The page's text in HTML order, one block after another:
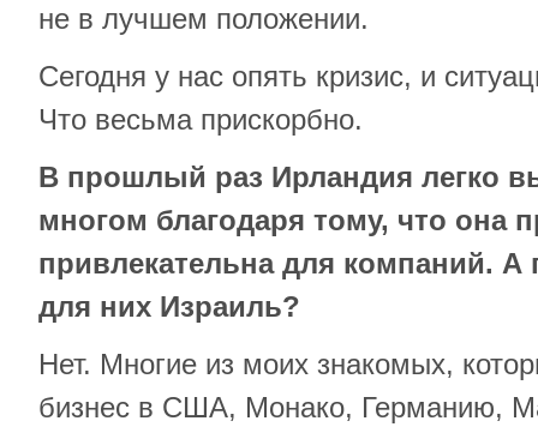
не в лучшем положении.
Сегодня у нас опять кризис, и
Что весьма прискорбно.
В прошлый раз Ирландия легко
многом благодаря тому, что она
привлекательна для компаний. А
для них Израиль?
Нет. Многие из моих знакомых,
бизнес в США, Монако, Германию,